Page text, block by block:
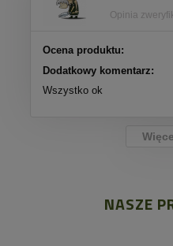
Opinia
Ocena produktu:
Dodatkowy komentarz:
Wszystko ok
NASZE